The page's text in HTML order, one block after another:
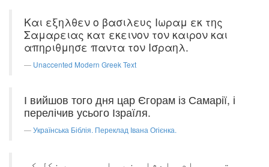
Και εξηλθεν ο βασιλευς Ιωραμ εκ της
Σαμαρειας κατ εκεινον τον καιρον και
απηριθμησε παντα τον Ισραηλ.
Unaccented Modern Greek Text
І вийшов того дня цар Єгорам із Самарії, і
перелічив усього Ізраїля.
Українська Біблія. Переклад Івана Огієнка.